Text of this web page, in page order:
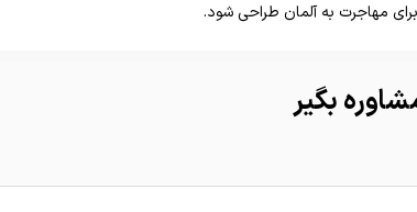
مهاجرت به آلمان طراحی شود.
بگیر